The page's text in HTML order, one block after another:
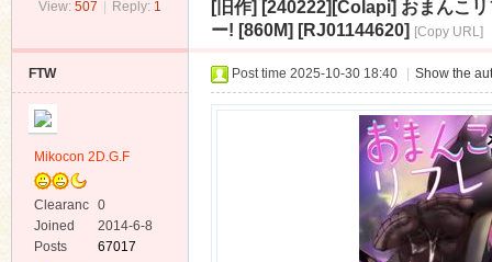
› ›
View: 507 Reply: 1 [旧作] [240222][Colapi] おまんこ
ー! [860M] [RJ01144620] [Copy URL]
FTW
Mikocon 2D.G.F
Clearanc
e
0
Joined
2014-6-8
Posts
67017
Post time 2025-10-30 18:40 Show the